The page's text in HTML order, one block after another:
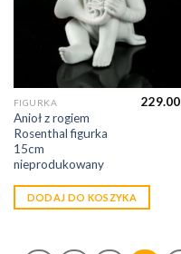
FIGURKA
Anioł z rogiem
Rosenthal figurka
15cm
nieprodukowany
229.00
DODAJ DO KOSZYKA